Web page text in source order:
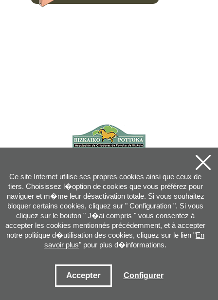
info@pottoka.info
Conditions d'Utilisation-Politique de Privacité-Politique des Cookies
Ce site Internet utilise ses propres cookies ainsi que ceux de
tiers. Choisissez l�option de cookies que vous préférez pour
naviguer et m�me leur désactivation totale. Si vous souhaitez
bloquer certains cookies, cliquez sur " Configuration ". Si vous
cliquez sur le bouton " J�ai compris " vous consentez à
accepter les cookies mentionnés précédemment, et à accepter
notre politique d�utilisation des cookies, cliquez sur le lien "En
savoir plus" pour plus d�informations.
Accepter Configurer